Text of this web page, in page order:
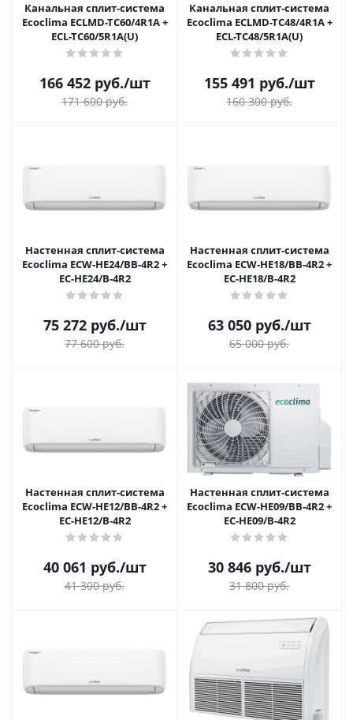
Канальная сплит-система
Ecoclima ECLMD-TC60/4R1A +
ECL-TC60/5R1A(U)
166 452руб./шт
171 600руб.
Канальная сплит-система
Ecoclima ECLMD-TC48/4R1A +
ECL-TC48/5R1A(U)
155 491 руб./шт
160 300руб.
Настенная сплит-система
Ecoclima ECW-HE24/BB-4R2 +
EC-HE24/B-4R2
75 272руб./шт
77 600руб.
Настенная сплит-система
Ecoclima ECW-HE18/BB-4R2 +
EC-HE18/B-4R2
63 050руб./шт
65 000руб.
Настенная сплит-система
Ecoclima ECW-HE12/BB-4R2 +
EC-HE12/B-4R2
40 061 руб./шт
41 300руб.
Настенная сплит-система
Ecoclima ECW-HE09/BB-4R2 +
EC-HE09/B-4R2
30 846руб./шт
31 800руб.